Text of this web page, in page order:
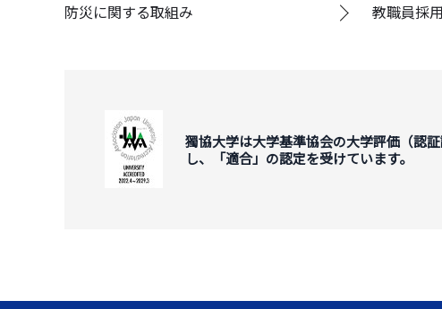
防災に関する取組み
教職員採
獨協大学は大学基準協会の大学評価（認
し、「適合」の認定を受けています。